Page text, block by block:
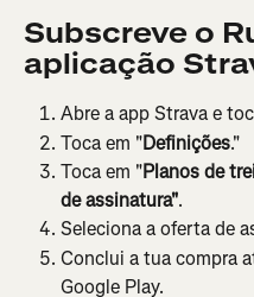
Subscreve o
aplicação
Abre a app Strava e
Toca em "Definições."
Toca em "Planos de
de assinatura".
Seleciona a oferta de
Conclui a tua compra
Google Play.